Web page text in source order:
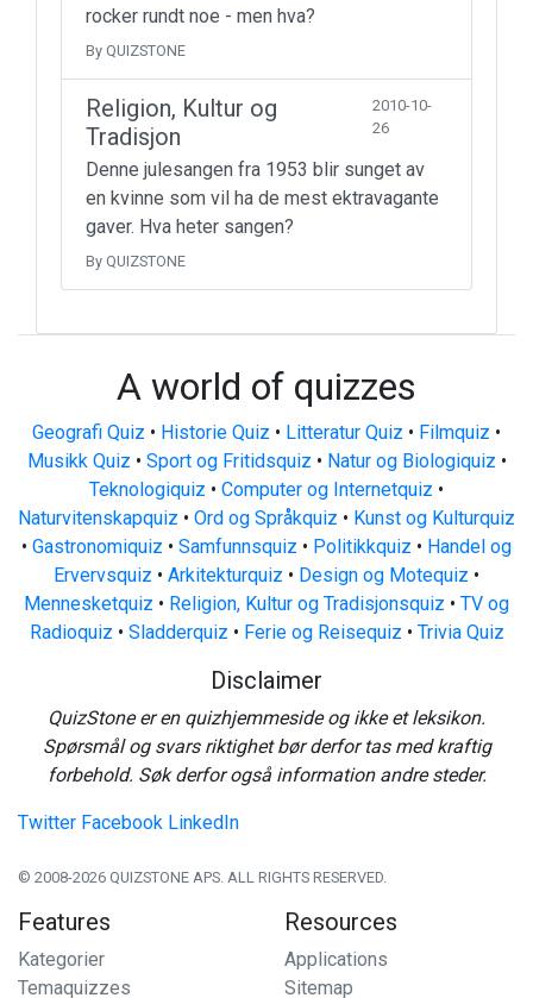
rocker rundt noe - men hva?
By QUIZSTONE
Religion, Kultur og
Tradisjon
2010-10-
26
Denne julesangen fra 1953 blir sunget av
en kvinne som vil ha de mest ektravagante
gaver. Hva heter sangen?
By QUIZSTONE
A world of quizzes
Geografi Quiz • Historie Quiz • Litteratur Quiz • Filmquiz •
Musikk Quiz • Sport og Fritidsquiz • Natur og Biologiquiz •
Teknologiquiz • Computer og Internetquiz •
Naturvitenskapquiz • Ord og Språkquiz • Kunst og Kulturquiz
• Gastronomiquiz • Samfunnsquiz • Politikkquiz • Handel og
Ervervsquiz • Arkitekturquiz • Design og Motequiz •
Mennesketquiz • Religion, Kultur og Tradisjonsquiz • TV og
Radioquiz • Sladderquiz • Ferie og Reisequiz • Trivia Quiz
Disclaimer
QuizStone er en quizhjemmeside og ikke et leksikon.
Spørsmål og svars riktighet bør derfor tas med kraftig
forbehold. Søk derfor også information andre steder.
Twitter Facebook LinkedIn
© 2008-2026 QUIZSTONE APS. ALL RIGHTS RESERVED.
Features
Kategorier
Temaquizzes
Resources
Applications
Sitemap